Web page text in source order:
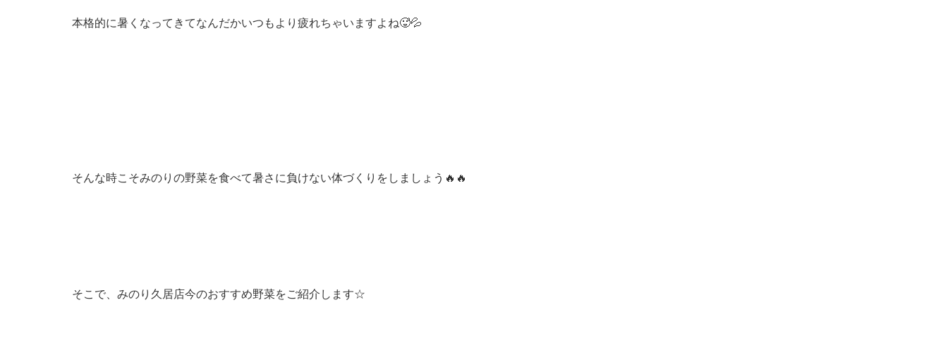
本格的に暑くなってきてなんだかいつもより疲れちゃいますよね🥵💦
そんな時こそみのりの野菜を食べて暑さに負けない体づくりをしましょう🔥🔥
そこで、みのり久居店今のおすすめ野菜をご紹介します☆